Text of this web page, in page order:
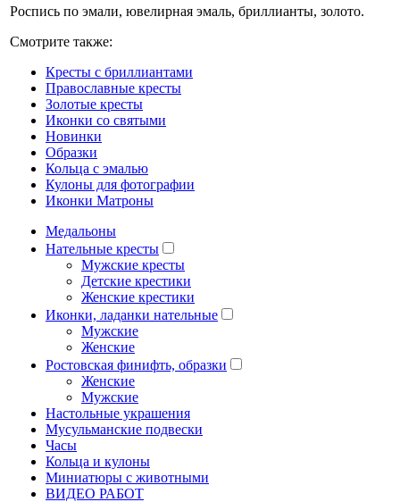
Роспись по эмали, ювелирная эмаль, бриллианты, золото.
Смотрите также:
Кресты с бриллиантами
Православные кресты
Золотые кресты
Иконки со святыми
Новинки
Образки
Кольца с эмалью
Кулоны для фотографии
Иконки Матроны
Медальоны
Нательные кресты
Мужские кресты
Детские крестики
Женские крестики
Иконки, ладанки нательные
Мужские
Женские
Ростовская финифть, образки
Женские
Мужские
Настольные украшения
Мусульманские подвески
Часы
Кольца и кулоны
Миниатюры с животными
ВИДЕО РАБОТ